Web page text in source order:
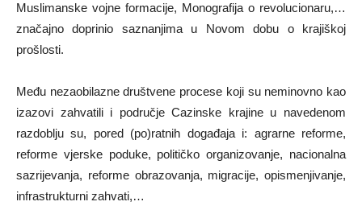
Muslimanske vojne formacije, Monografija o revolucionaru,…
značajno doprinio saznanjima u Novom dobu o krajiškoj
prošlosti.
Među nezaobilazne društvene procese koji su neminovno kao
izazovi zahvatili i područje Cazinske krajine u navedenom
razdoblju su, pored (po)ratnih događaja i: agrarne reforme,
reforme vjerske poduke, političko organizovanje, nacionalna
sazrijevanja, reforme obrazovanja, migracije, opismenjivanje,
infrastrukturni zahvati,…